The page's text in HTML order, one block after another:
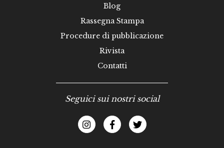
Blog
Rassegna Stampa
Procedure di pubblicazione
Rivista
Contatti
Seguici sui nostri social